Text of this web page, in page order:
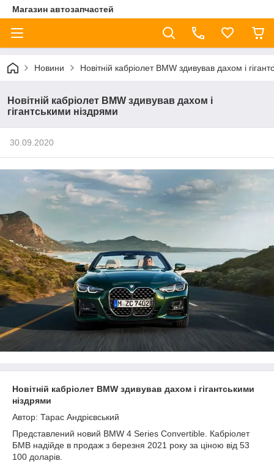
Магазин автозапчастей
Новини Новітній кабріолет BMW здивував дахом і
Новітній кабріолет BMW здивував дахом і
гігантськими ніздрями
30.09.2020
Новітній кабріолет BMW здивував дахом і гігантськими
ніздрями
Автор: Тарас Андрієвський
Представлений новий BMW 4 Series Convertible. Кабріолет
БМВ надійде в продаж з березня 2021 року за ціною від 53
100 доларів.